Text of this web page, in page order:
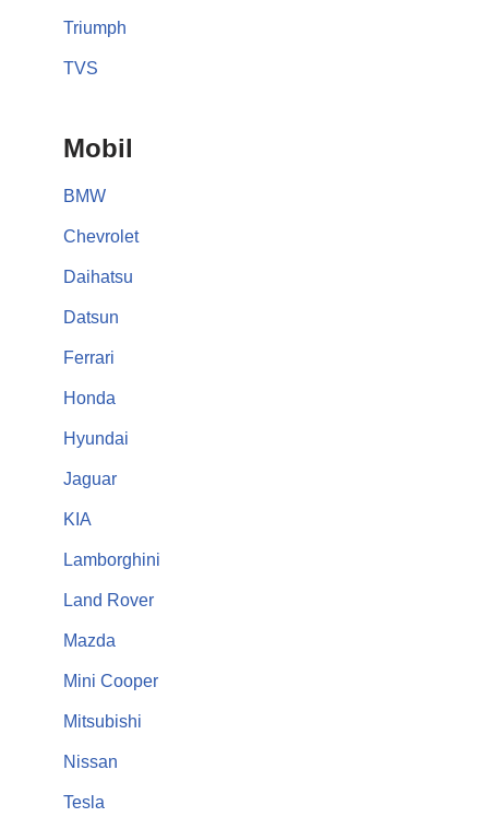
Triumph
TVS
Mobil
BMW
Chevrolet
Daihatsu
Datsun
Ferrari
Honda
Hyundai
Jaguar
KIA
Lamborghini
Land Rover
Mazda
Mini Cooper
Mitsubishi
Nissan
Tesla